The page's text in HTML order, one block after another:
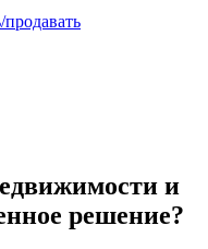
и
решение?